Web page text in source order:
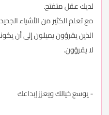
لديك عقل متفتح.
مع تعلم الكثير من الأشياء
الذين يقرؤون يميلون إلى أن
لا يقرؤون.
- يوسع خيالك ويعزز إبداعك